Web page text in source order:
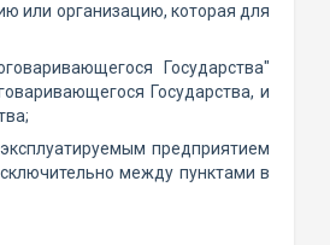
или организацию, которая для
Государства"
Государства, и
предприятием
между пунктами в